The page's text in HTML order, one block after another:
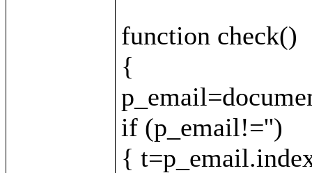
function check()
{
if (p_email!='')
{